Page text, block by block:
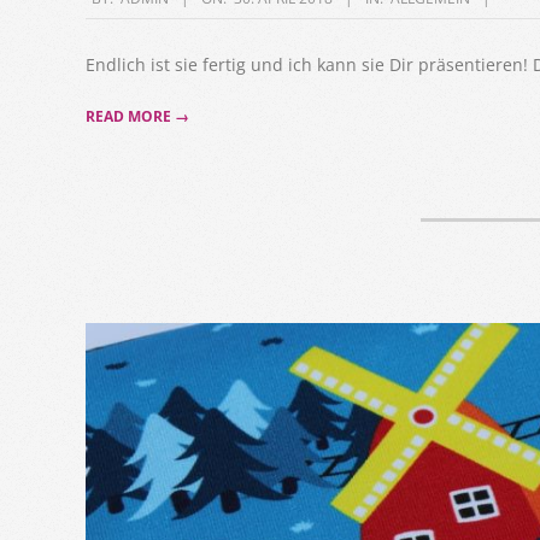
30
Endlich ist sie fertig und ich kann sie Dir präsentieren!
READ MORE →